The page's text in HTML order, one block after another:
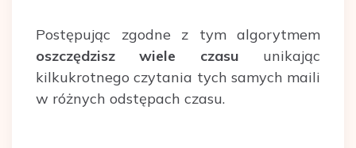
Postępując zgodne z tym algorytmem
oszczędzisz wiele czasu unikając
kilkukrotnego czytania tych samych maili
w różnych odstępach czasu.